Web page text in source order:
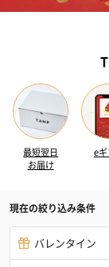
最短翌日
お届け
e
現在の絞り込み条件
バレンタイン